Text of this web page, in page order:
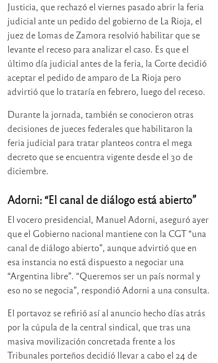
Justicia, que rechazó el viernes pasado abrir la feria
judicial ante un pedido del gobierno de La Rioja, el
juez de Lomas de Zamora resolvió habilitar que se
levante el receso para analizar el caso. Es que el
último día judicial antes de la feria, la Corte decidió
aceptar el pedido de amparo de La Rioja pero
advirtió que lo trataría en febrero, luego del receso.
Durante la jornada, también se conocieron otras
decisiones de jueces federales que habilitaron la
feria judicial para tratar planteos contra el mega
decreto que se encuentra vigente desde el 30 de
diciembre.
Adorni: “El canal de diálogo está abierto”
El vocero presidencial, Manuel Adorni, aseguró ayer
que el Gobierno nacional mantiene con la CGT “una
canal de diálogo abierto”, aunque advirtió que en
esa instancia no está dispuesto a negociar una
“Argentina libre”. “Queremos ser un país normal y
eso no se negocia”, respondió Adorni a una consulta.
El portavoz se refirió así al anuncio hecho días atrás
por la cúpula de la central sindical, que tras una
masiva movilización concretada frente a los
Tribunales porteños decidió llevar a cabo el 24 de